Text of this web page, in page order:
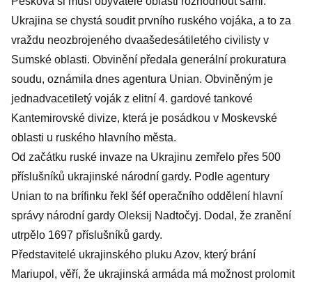
Ukrajina se chystá soudit prvního ruského vojáka, a to za
vraždu neozbrojeného dvaašedesátiletého civilisty v
Sumské oblasti. Obvinění předala generální prokuratura
soudu, oznámila dnes agentura Unian. Obviněným je
jednadvacetiletý voják z elitní 4. gardové tankové
Kantemirovské divize, která je posádkou v Moskevské
oblasti u ruského hlavního města.
Od začátku ruské invaze na Ukrajinu zemřelo přes 500
příslušníků ukrajinské národní gardy. Podle agentury
Unian to na brífinku řekl šéf operačního oddělení hlavní
správy národní gardy Oleksij Nadtočyj. Dodal, že zranění
utrpělo 1697 příslušníků gardy.
Představitelé ukrajinského pluku Azov, který brání
Mariupol, věří, že ukrajinská armáda má možnost prolomit